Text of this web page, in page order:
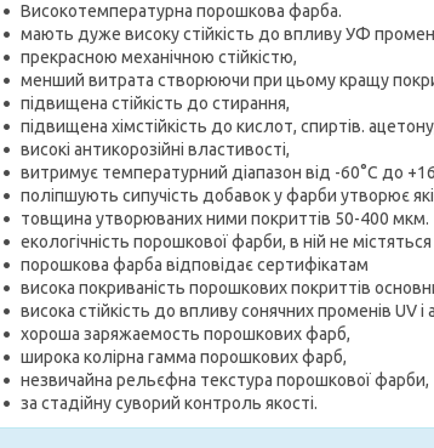
Високотемпературна порошкова фарба.
мають дуже високу стійкість до впливу УФ
прекрасною механічною стійкістю,
менший витрата створюючи при цьому кращу
підвищена стійкість до стирання,
підвищена хімстійкість до кислот, спиртів.
високі антикорозійні властивості,
витримує температурний діапазон від -60°С до
поліпшують сипучість добавок у фарби утворює
товщина утворюваних ними покриттів 50-400 мкм.
екологічність порошкової фарби, в ній не
порошкова фарба відповідає сертифікатам
висока покриваність порошкових покриттів
висока стійкість до впливу сонячних променів UV
хороша заряжаемость порошкових фарб,
широка колірна гамма порошкових фарб,
незвичайна рельєфна текстура порошкової фарби,
за стадійну суворий контроль якості.